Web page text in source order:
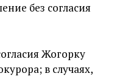
без согласия
Жогорку
в случаях,